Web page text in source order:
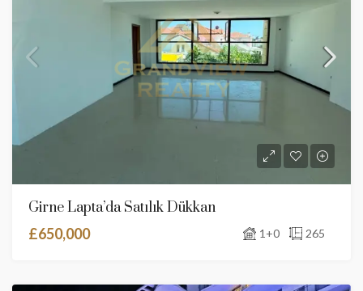
Girne Lapta’da Satılık Dükkan
£650,000
1+0 265